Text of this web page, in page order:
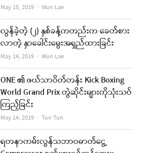
May 15, 2019 Author
Wun Lae
လွန်ခဲ့တဲ့ (၂) နှစ်ခန့်ကတည်းက ခေတ်စား
လာတဲ့ နှာခေါင်းမွေးအရှည်ထားခြင်း
May 14, 2019 Author
Wun Lae
ONE ၏ ဖယ်သာဝိတ်တန်း Kick Boxing
World Grand Prix တွဲဆိုင်းများကိုသုံးသပ်
ကြည့်ခြင်း
May 14, 2019 Author
Tun Tun
ရတနာကမ်းလွန်သဘာဝဓာတ်ငွေ့